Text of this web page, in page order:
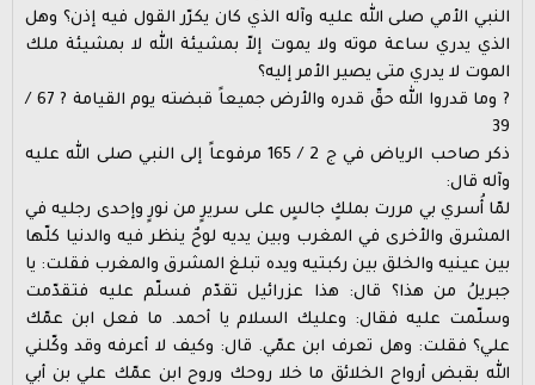
النبي الأمي صلى الله عليه وآله الذي كان يكرّر القول فيه إذن؟ وهل
الذي يدري ساعة موته ولا يموت إلاّ بمشيئة الله لا بمشيئة ملك
الموت لا يدري متى يصير الأمر إليه؟
? وما قدروا الله حقّ قدره والأرض جميعاً قبضته يوم القيامة ? 67 /
39
ذكر صاحب الرياض في ج 2 / 165 مرفوعاً إلى النبي صلى الله عليه
وآله قال:
لمّا أُسري بي مررت بملكٍ جالسٍ على سريرٍ من نورٍ وإحدى رجليه في
المشرق والأخرى في المغرب وبين يديه لوحٌ ينظر فيه والدنيا كلّها
بين عينيه والخلق بين ركبتيه ويده تبلغ المشرق والمغرب فقلت: يا
جبريلُ من هذا؟ قال: هذا عزرائيل تقدّم فسلّم عليه فتقدّمت
وسلّمت عليه فقال: وعليك السلام يا أحمد. ما فعل ابن عمّك
علي؟ فقلت: وهل تعرف ابن عمّي. قال: وكيف لا أعرفه وقد وكّلني
الله بقبض أرواح الخلائق ما خلا روحك وروح ابن عمّك علي بن أبي